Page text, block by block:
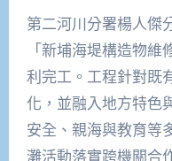
第二河川分署楊人傑
「新埔海堤構造物
利完工。工程針對既
化，並融入地方特色
安全、親海與教育等
灘活動落實跨機關合